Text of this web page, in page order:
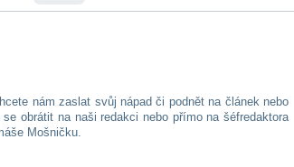
nám zaslat svůj nápad či podnět na článek nebo
obrátit na naši redakci nebo přímo na šéfredaktora
Mošničku.